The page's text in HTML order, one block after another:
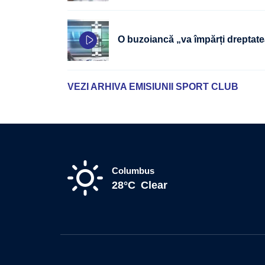
O buzoiancă „va împărți
VEZI ARHIVA EMISIUNII SPORT CLUB
Columbus
28°C Clear